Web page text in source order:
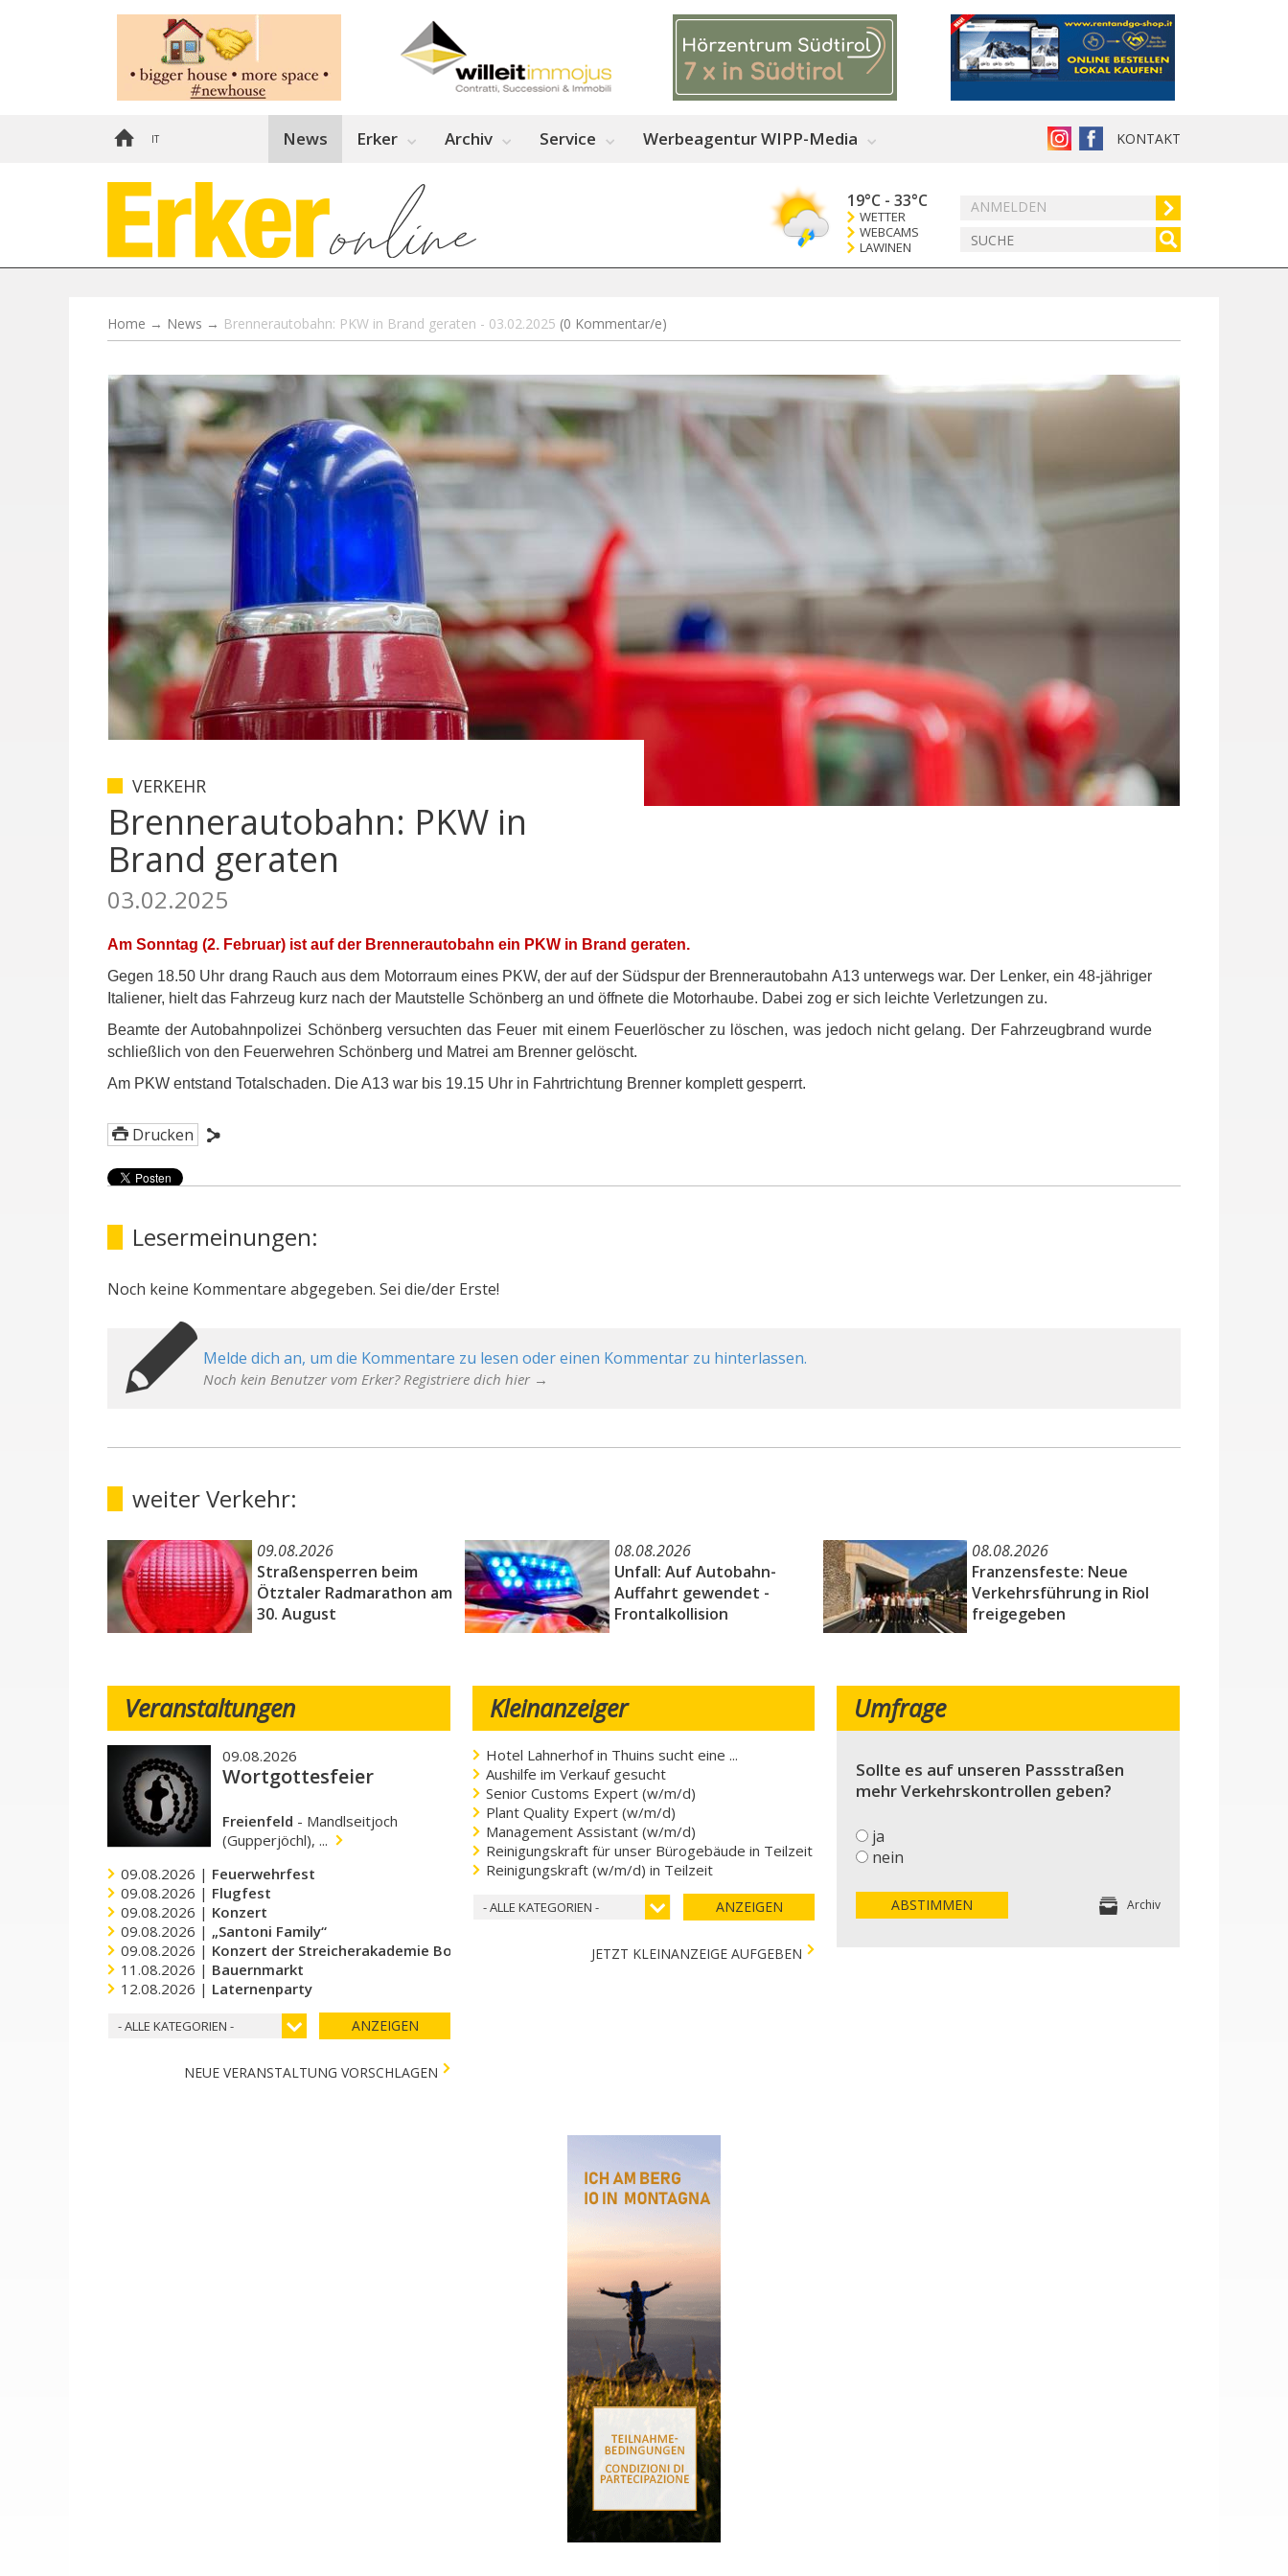
IT KONTAKT
News Erker Archiv Service Werbeagentur WIPP-Media
ANMELDEN
19°C - 33°C
WETTER
WEBCAMS
LAWINEN
Home → News → Brennerautobahn: PKW in Brand geraten - 03.02.2025 (0 Kommentar/e)
VERKEHR
Brennerautobahn: PKW in
Brand geraten
03.02.2025
Am Sonntag (2. Februar) ist auf der Brennerautobahn ein PKW in Brand geraten.
Gegen 18.50 Uhr drang Rauch aus dem Motorraum eines PKW, der auf der Südspur der Brennerautobahn A13 unterwegs war. Der Lenker, ein 48-jähriger
Italiener, hielt das Fahrzeug kurz nach der Mautstelle Schönberg an und öffnete die Motorhaube. Dabei zog er sich leichte Verletzungen zu.
Beamte der Autobahnpolizei Schönberg versuchten das Feuer mit einem Feuerlöscher zu löschen, was jedoch nicht gelang. Der Fahrzeugbrand wurde
schließlich von den Feuerwehren Schönberg und Matrei am Brenner gelöscht.
Am PKW entstand Totalschaden. Die A13 war bis 19.15 Uhr in Fahrtrichtung Brenner komplett gesperrt.
Drucken
Lesermeinungen:
Noch keine Kommentare abgegeben. Sei die/der Erste!
Melde dich an, um die Kommentare zu lesen oder einen Kommentar zu hinterlassen.
Noch kein Benutzer vom Erker? Registriere dich hier →
weiter Verkehr:
09.08.2026
Straßensperren beim
Ötztaler Radmarathon am
30. August
08.08.2026
Unfall: Auf Autobahn-
Auffahrt gewendet -
Frontalkollision
08.08.2026
Franzensfeste: Neue
Verkehrsführung in Riol
freigegeben
Veranstaltungen
09.08.2026
Wortgottesfeier
Freienfeld - Mandlseitjoch
(Gupperjöchl), ...
09.08.2026 | Feuerwehrfest
09.08.2026 | Flugfest
09.08.2026 | Konzert
09.08.2026 | „Santoni Family“
09.08.2026 | Konzert der Streicherakademie Bozen
11.08.2026 | Bauernmarkt
12.08.2026 | Laternenparty
- ALLE KATEGORIEN - ANZEIGEN
NEUE VERANSTALTUNG VORSCHLAGEN
Kleinanzeiger
Hotel Lahnerhof in Thuins sucht eine ...
Aushilfe im Verkauf gesucht
Senior Customs Expert (w/m/d)
Plant Quality Expert (w/m/d)
Management Assistant (w/m/d)
Reinigungskraft für unser Bürogebäude in Teilzeit
Reinigungskraft (w/m/d) in Teilzeit
- ALLE KATEGORIEN - ANZEIGEN
JETZT KLEINANZEIGE AUFGEBEN
Umfrage
Sollte es auf unseren Passstraßen
mehr Verkehrskontrollen geben?
ja
nein
ABSTIMMEN Archiv